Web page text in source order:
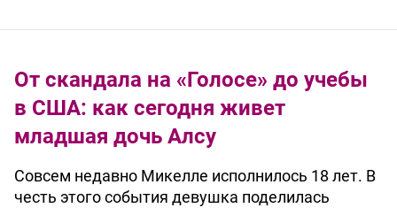
От скандала на «Голосе» до учебы
в США: как сегодня живет
младшая дочь Алсу
Совсем недавно Микелле исполнилось 18 лет. В
честь этого события девушка поделилась